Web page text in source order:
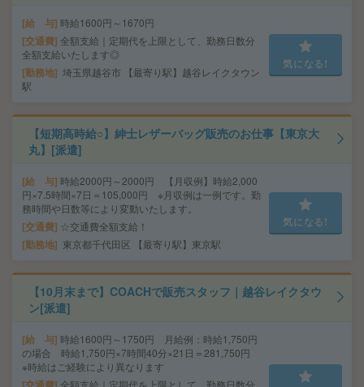
給 与 時給1600円～1670円
交通費 全額支給｜定期代を上限として、勤務日数分
全額支給いたします◎
勤務地 埼玉県越谷市 【最寄り駅】越谷レイクタウン
駅
気になる!
【短期高時給○】紳士レザーバッグ販売のお仕事【東京大
丸】[派遣]
給 与 時給2000円～2000円 【月収例】時給2,000
円×7.5時間×7日＝105,000円 ※月収例は一例です。勤
務時間や日数等により変動いたします。
交通費 ☆交通費全額支給！
勤務地 東京都千代田区 【最寄り駅】東京駅
気になる!
【10月末まで】COACHで販売スタッフ｜越谷レイクタウ
ン[派遣]
給 与 時給1600円～1750円 月給例：時給1,750円
の場合 時給1,750円×7時間40分×21日＝281,750円
※時給はご経験により異なります
全額支給｜定期代を上限として、勤務日数分